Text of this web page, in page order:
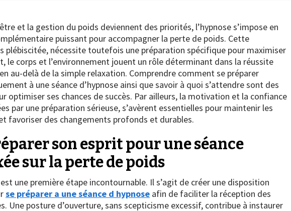
et la gestion du poids deviennent des priorités, l’hypnose s’impose en
puissant pour accompagner la perte de poids. Cette
plébiscitée, nécessite toutefois une préparation spécifique pour maximiser
le corps et l’environnement jouent un rôle déterminant dans la réussite
au-delà de la simple relaxation. Comprendre comment se préparer
à une séance d’hypnose ainsi que savoir à quoi s’attendre sont des
optimiser ses chances de succès. Par ailleurs, la motivation et la confiance
par une préparation sérieuse, s’avèrent essentielles pour maintenir les
favoriser des changements profonds et durables.
son esprit pour une séance
sur la perte de poids
une première étape incontournable. Il s’agit de créer une disposition
se préparer a une séance d hypnose afin de faciliter la réception des
Une posture d’ouverture, sans scepticisme excessif, contribue à instaurer